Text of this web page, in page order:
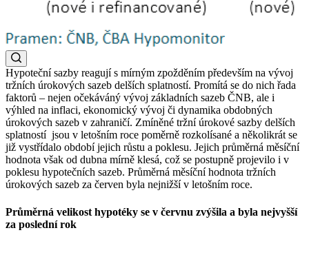
Hypoteční sazby reagují s mírným zpožděním především na vývoj
tržních úrokových sazeb delších splatností. Promítá se do nich řada
faktorů – nejen očekáváný vývoj základních sazeb ČNB, ale i
výhled na inflaci, ekonomický vývoj či dynamika obdobných
úrokových sazeb v zahraničí. Zmíněné tržní úrokové sazby delších
splatností jsou v letošním roce poměrně rozkolísané a několikrát se
již vystřídalo období jejich růstu a poklesu. Jejich průměrná měsíční
hodnota však od dubna mírně klesá, což se postupně projevilo i v
poklesu hypotečních sazeb. Průměrná měsíční hodnota tržních
úrokových sazeb za červen byla nejnižší v letošním roce.
Průměrná velikost hypotéky se v červnu zvýšila a byla nejvyšší
za poslední rok